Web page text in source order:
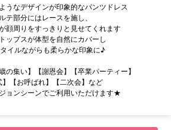
うなデザインが印象的なパンツドレス
テ部分にはレースを施し、
顔周りをすっきりと見せてくれます
ップスが体型を自然にカバーし
イルながらも柔らかな印象に♪
の集い】【謝恩会】【卒業パーティー】
】【お呼ばれ】【二次会】など
ョンシーンでご利用いただけます★